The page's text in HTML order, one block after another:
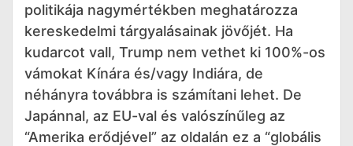
politikája nagymértékben meghatározza
kereskedelmi tárgyalásainak jövőjét. Ha
kudarcot vall, Trump nem vethet ki 100%-os
vámokat Kínára és/vagy Indiára, de
néhányra továbbra is számítani lehet. De
Japánnal, az EU-val és valószínűleg az
“Amerika erődjével” az oldalán ez a “globális